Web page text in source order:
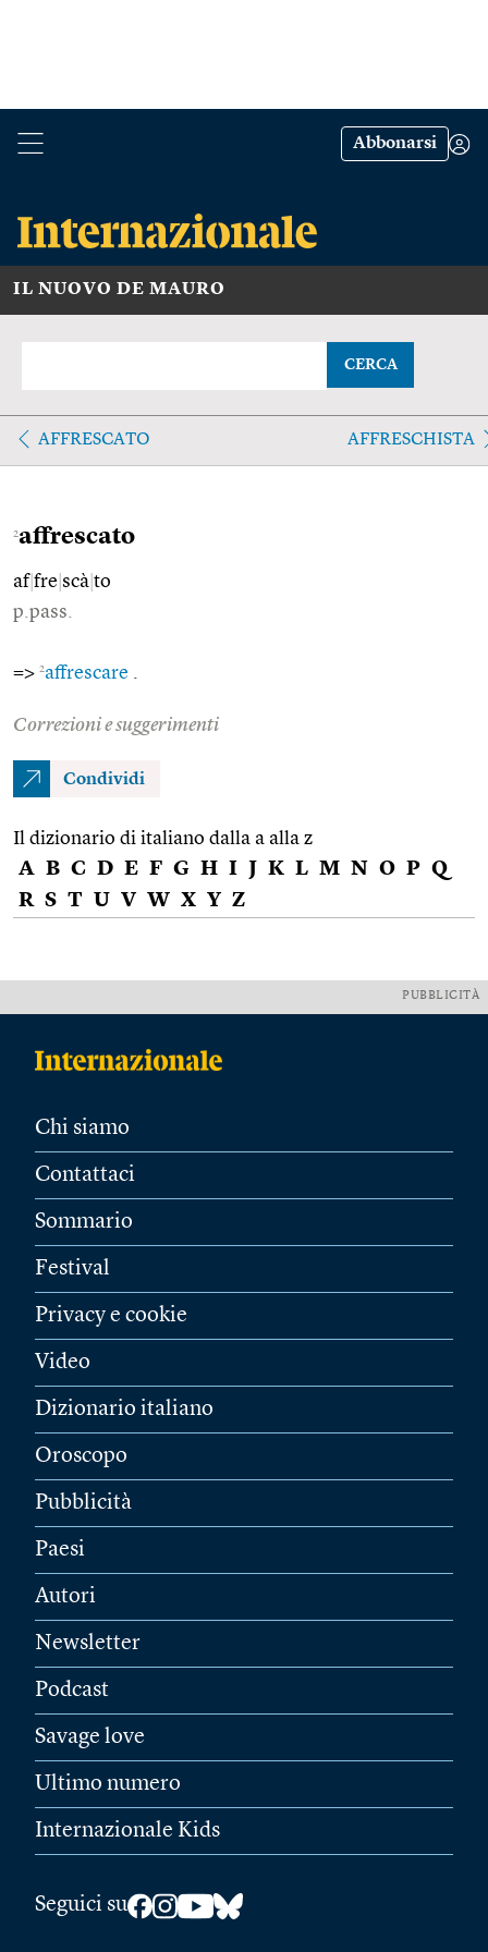
Abbonarsi
IL NUOVO DE MAURO
CERCA
AFFRESCATO AFFRESCHISTA
2affrescato
af|fre scà to
p.pass.
=> 2affrescare
Correzioni e suggerimenti
Condividi
Il dizionario di italiano dalla a alla z
A B C D E F G H I J K L M N O P Q
R S T U V W X Y Z
PUBBLICITÀ
Chi siamo
Contattaci
Sommario
Festival
Privacy e cookie
Video
Dizionario italiano
Oroscopo
Pubblicità
Paesi
Autori
Newsletter
Podcast
Savage love
Ultimo numero
Internazionale Kids
Seguici su